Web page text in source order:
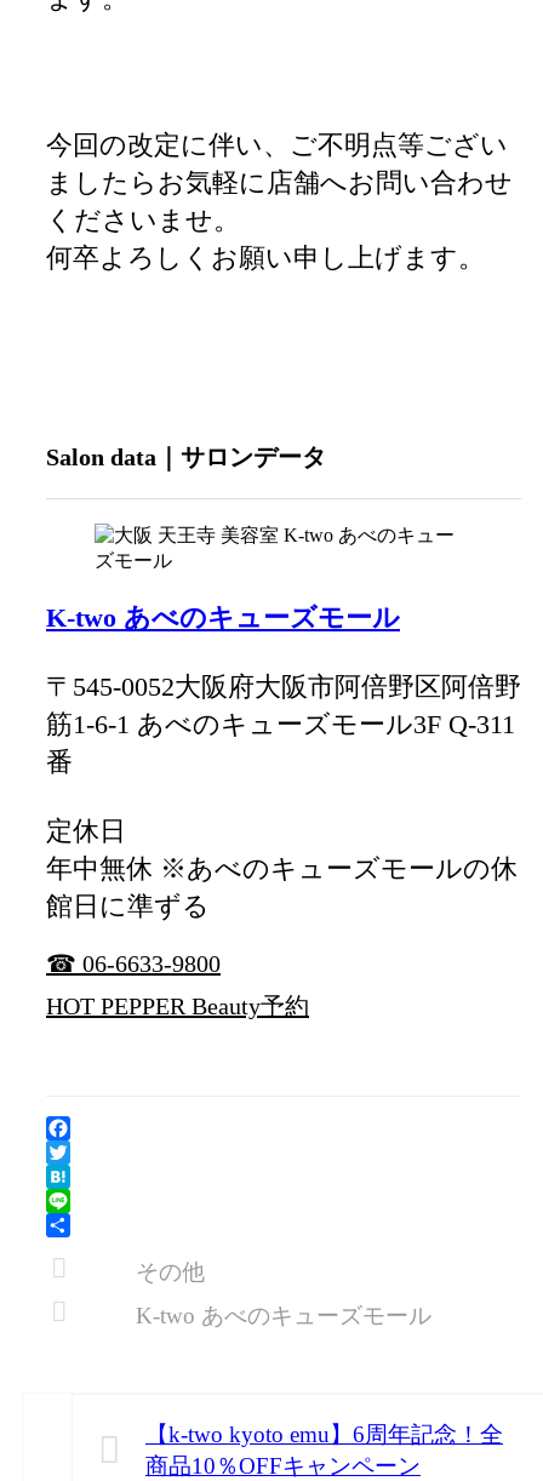
今回の改定に伴い、ご不明点等ござい
ましたらお気軽に店舗へお問い合わせ
くださいませ。
何卒よろしくお願い申し上げます。
Salon data｜サロンデータ
K-two あべのキューズモール
〒545-0052大阪府大阪市阿倍野区阿倍野
筋1-6-1 あべのキューズモール3F Q-311
番
定休日
年中無休 ※あべのキューズモールの休
館日に準ずる
☎ 06-6633-9800
HOT PEPPER Beauty予約
Facebook
Twitter
Hatena
Line
有
その他
K-two あべのキューズモール
【k-two kyoto emu】6周年記念！全
商品10％OFFキャンペーン